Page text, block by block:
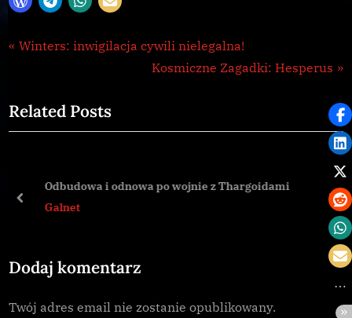
Galnet
Nawigacja
P
v
i
s
s
:
Winters: inwigilacja cywili nielegalna!
N
t
Kosmiczne Zagadki: Hesperus
Related Posts
Odbudowa i odnowa po wojnie z Thargoidami
Galnet
prev
Dodaj komentarz
Twój adres email nie zostanie opublikowany.